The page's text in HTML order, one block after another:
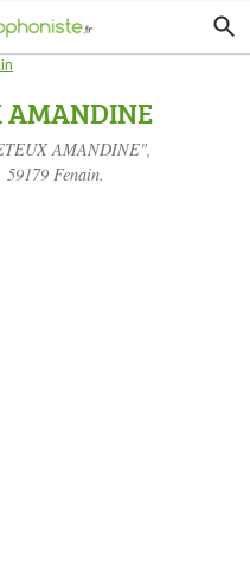
AMANDINE
AMANDINE",
59179 Fenain.